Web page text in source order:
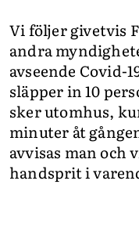
Vi följer givetvis
andra
avseende Covid-
släpper in 10
sker utomhus,
minuter åt
avvisas man och
handsprit i